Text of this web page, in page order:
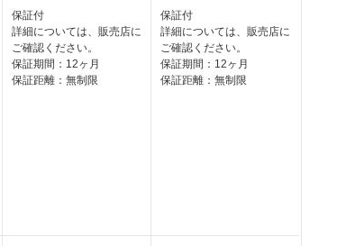
保証付
詳細については、販売店に
ご確認ください。
保証期間：12ヶ月
保証距離：無制限
保証付
詳細については、販売店に
ご確認ください。
保証期間：12ヶ月
保証距離：無制限